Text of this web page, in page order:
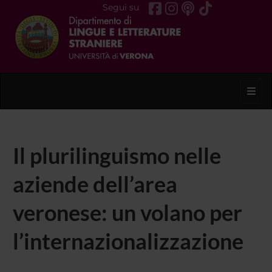
Segui su
Il plurilinguismo nelle
aziende dell’area
veronese: un volano per
l’internazionalizzazione